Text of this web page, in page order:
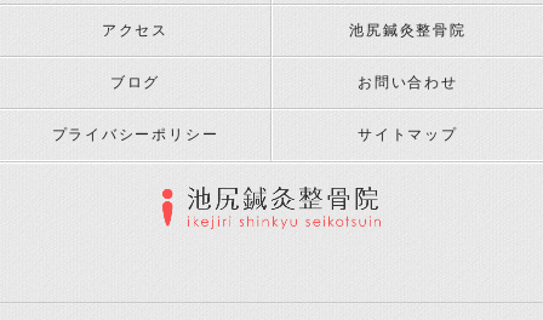
アクセス 池尻鍼灸整骨院
ブログ お問い合わせ
プライバシーポリシー サイトマップ